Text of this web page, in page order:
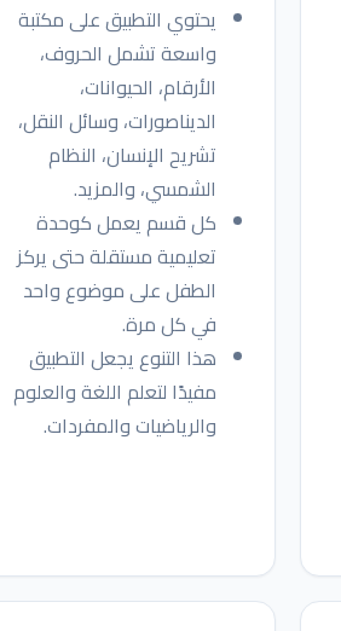
يحتوي التطبيق على مكتبة
واسعة تشمل الحروف،
الأرقام، الحيوانات،
الديناصورات، وسائل النقل،
تشريح الإنسان، النظام
الشمسي، والمزيد.
كل قسم يعمل كوحدة
تعليمية مستقلة حتى يركز
الطفل على موضوع واحد
في كل مرة.
هذا التنوع يجعل التطبيق
مفيدًا لتعلم اللغة والعلوم
والرياضيات والمفردات.